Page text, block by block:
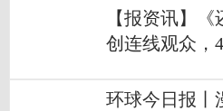
【报资讯】
创连线观众，
环球今日报丨